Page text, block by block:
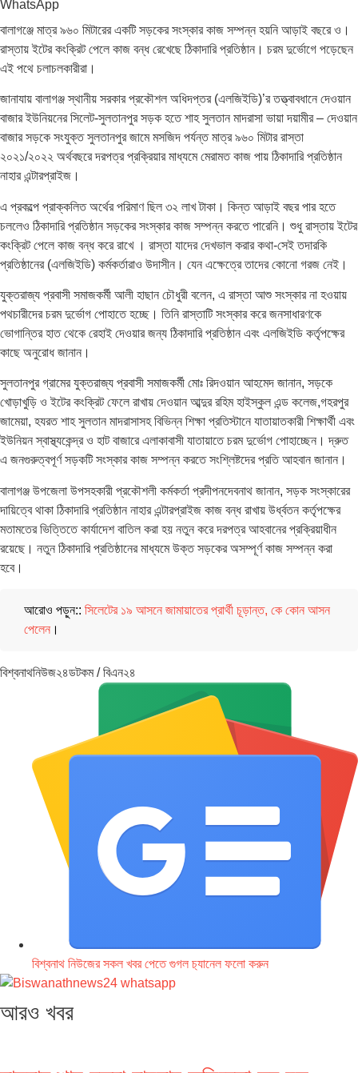
WhatsApp
বালাগঞ্জে মাত্র ৯৬০ মিটারের একটি সড়কের সংস্কার কাজ সম্পন্ন হয়নি আড়াই বছরে ও।
রাস্তায় ইটের কংক্রিট পেলে কাজ বন্ধ রেখেছে ঠিকাদারি প্রতিষ্ঠান। চরম দুর্ভোগে পড়েছেন
এই পথে চলাচলকারীরা।
জানাযায় বালাগঞ্জ স্থানীয় সরকার প্রকৌশল অধিদপ্তর (এলজিইডি)’র তত্ত্বাবধানে দেওয়ান
বাজার ইউনিয়নের সিলেট-সুলতানপুর সড়ক হতে শাহ সুলতান মাদরাসা ভায়া দয়ামীর – দেওয়ান
বাজার সড়কে সংযুক্ত সুলতানপুর জামে মসজিদ পর্যন্ত মাত্র ৯৬০ মিটার রাস্তা
২০২১/২০২২ অর্থবছরে দরপত্র প্রক্রিয়ার মাধ্যমে মেরামত কাজ পায় ঠিকাদারি প্রতিষ্ঠান
নাহার এন্টারপ্রাইজ।
এ প্রকল্পে প্রাক্কলিত অর্থের পরিমাণ ছিল ৩২ লাখ টাকা। কিন্ত আড়াই বছর পার হতে
চললেও ঠিকাদারি প্রতিষ্ঠান সড়কের সংস্কার কাজ সম্পন্ন করতে পারেনি। শুধু রাস্তায় ইটের
কংক্রিট পেলে কাজ বন্ধ করে রাখে । রাস্তা যাদের দেখভাল করার কথা-সেই তদারকি
প্রতিষ্ঠানের (এলজিইডি) কর্মকর্তারাও উদাসীন। যেন এক্ষেত্রে তাদের কোনো গরজ নেই।
যুক্তরাজ্য প্রবাসী সমাজকর্মী আলী হাছান চৌধুরী বলেন, এ রাস্তা আশু সংস্কার না হওয়ায়
পথচারীদের চরম দুর্ভোগ পোহাতে হচ্ছে। তিনি রাস্তাটি সংস্কার করে জনসাধারণকে
ভোগান্তির হাত থেকে রেহাই দেওয়ার জন্য ঠিকাদারি প্রতিষ্ঠান এবং এলজিইডি কর্তৃপক্ষের
কাছে অনুরোধ জানান।
সুলতানপুর গ্রামের যুক্তরাজ্য প্রবাসী সমাজকর্মী মোঃ রিদওয়ান আহমেদ জানান, সড়কে
খোড়াখুড়ি ও ইটের কংক্রিট ফেলে রাখায় দেওয়ান আব্দুর রহিম হাইস্কুল এন্ড কলেজ,গহরপুর
জামেয়া, হযরত শাহ সুলতান মাদরাসাসহ বিভিন্ন শিক্ষা প্রতিস্টানে যাতায়াতকারী শিক্ষার্থী এবং
ইউনিয়ন স্বাস্থ্যকেন্দ্র ও হাট বাজারে এলাকাবাসী যাতায়াতে চরম দুর্ভোগ পোহাচ্ছেন। দ্রুত
এ জনগুরুত্বপূর্ণ সড়কটি সংস্কার কাজ সম্পন্ন করতে সংশ্লিষ্টদের প্রতি আহবান জানান।
বালাগঞ্জ উপজেলা উপসহকারী প্রকৌশলী কর্মকর্তা প্রদীপনদেবনাথ জানান, সড়ক সংস্কারের
দায়িত্বে থাকা ঠিকাদারি প্রতিষ্ঠান নাহার এন্টারপ্রাইজ কাজ বন্ধ রাখায় উর্ধ্বতন কর্তৃপক্ষের
মতামতের ভিত্তিতে কার্যাদেশ বাতিল করা হয় নতুন করে দরপত্র আহবানের প্রক্রিয়াধীন
রয়েছে। নতুন ঠিকাদারি প্রতিষ্ঠানের মাধ্যমে উক্ত সড়কের অসম্পূর্ণ কাজ সম্পন্ন করা
হবে।
আরোও পড়ুন:: সিলেটের ১৯ আসনে জামায়াতের প্রার্থী চূড়ান্ত, কে কোন আসন
পেলেন ।
বিশ্বনাথনিউজ২৪ডটকম / বিএন২৪
বিশ্বনাথ নিউজের সকল খবর পেতে গুগল চ‌্যানেল ফলো করুন
আরও খবর